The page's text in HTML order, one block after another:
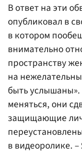
В ответ на эти
опубликовал в
в котором
внимательно
пространству
на
быть
меняться, они
защищающие
в видеоролике.